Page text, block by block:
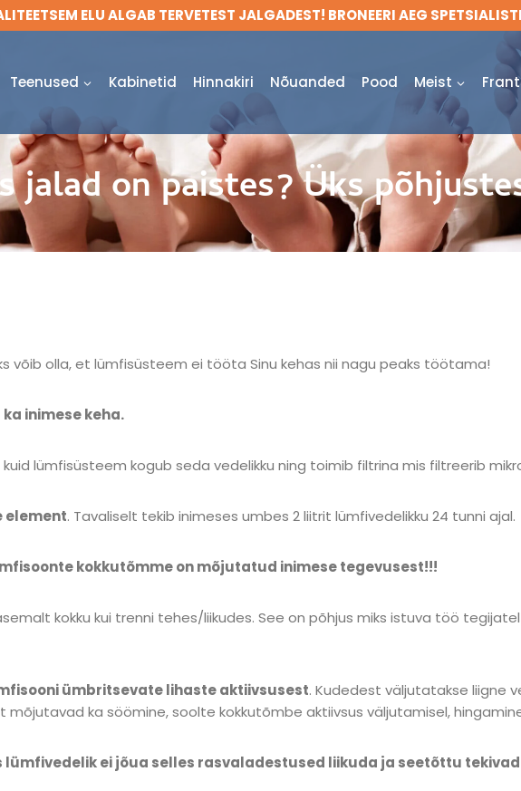
ELU ALGAB TERVETEST JALGADEST! BRONEERI AEG
Teenused Kabinetid Hinnakiri Nõuanded Pood Meist
jalad on paistes? Üks
võib olla, et lümfisüsteem ei tööta Sinu kehas nii nagu peaks töötama!
inimese keha.
lümfisüsteem kogub seda vedelikku ning toimib filtrina mis filtreerib
element. Tavaliselt tekib inimeses umbes 2 liitrit lümfivedelikku 24 tunni ajal.
kokkutõmme on mõjutatud inimese tegevusest!!!
kokku kui trenni tehes/liikudes. See on põhjus miks istuva töö
ümbritsevate lihaste aktiivsusest. Kudedest väljutatakse liigne
mõjutavad ka söömine, soolte kokkutõmbe aktiivsus väljutamisel,
lümfivedelik ei jõua selles rasvaladestused liikuda ja seetõttu